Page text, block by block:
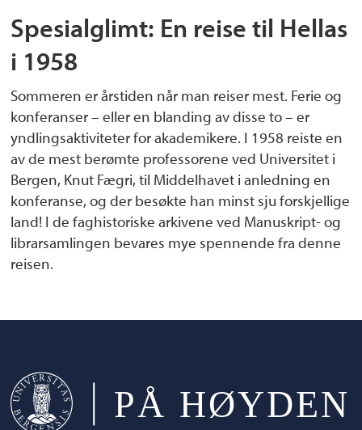
Spesialglimt: En reise til Hellas
i 1958
Sommeren er årstiden når man reiser mest. Ferie og
konferanser – eller en blanding av disse to – er
yndlingsaktiviteter for akademikere. I 1958 reiste en
av de mest berømte professorene ved Universitet i
Bergen, Knut Fægri, til Middelhavet i anledning en
konferanse, og der besøkte han minst sju forskjellige
land! I de faghistoriske arkivene ved Manuskript- og
librarsamlingen bevares mye spennende fra denne
reisen.